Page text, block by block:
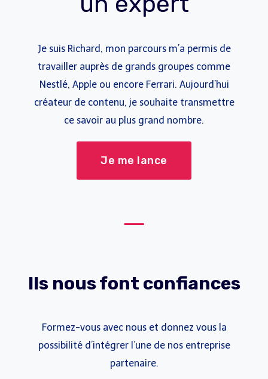
Je suis Richard, mon parcours m’a permis de
travailler auprès de grands groupes comme
Nestlé, Apple ou encore Ferrari. Aujourd’hui
créateur de contenu, je souhaite transmettre
ce savoir au plus grand nombre.
Je me lance
Ils nous font confiances
Formez-vous avec nous et donnez vous la
possibilité d’intégrer l’une de nos entreprise
partenaire.